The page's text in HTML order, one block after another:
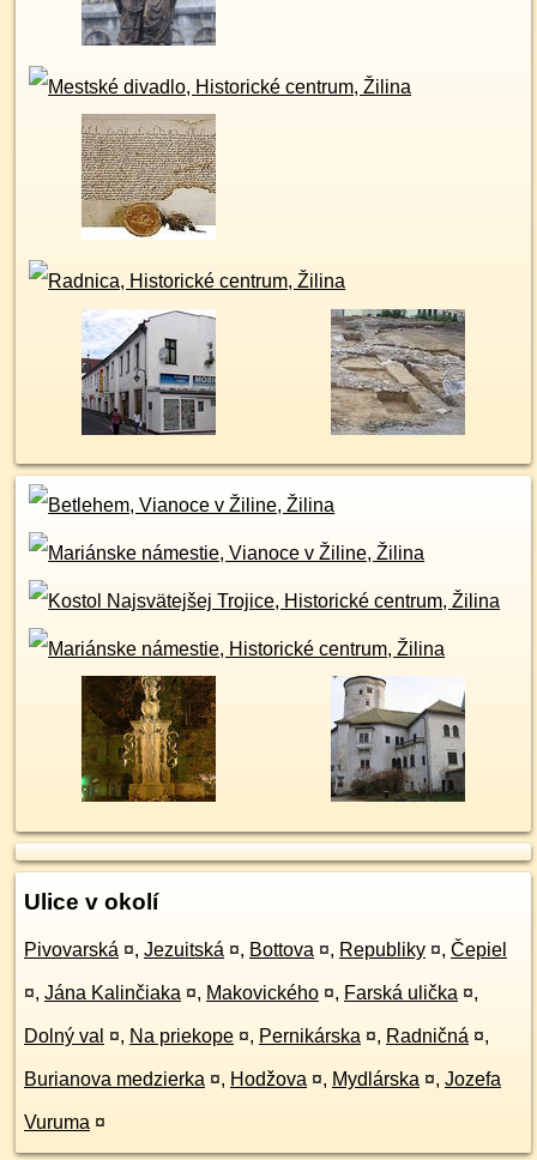
Ulice v okolí
Pivovarská ¤, Jezuitská ¤, Bottova ¤, Republiky ¤, Čepiel
¤, Jána Kalinčiaka ¤, Makovického ¤, Farská ulička ¤,
Dolný val ¤, Na priekope ¤, Pernikárska ¤, Radničná ¤,
Burianova medzierka ¤, Hodžova ¤, Mydlárska ¤, Jozefa
Vuruma ¤